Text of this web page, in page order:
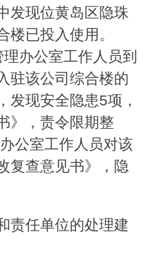
发现位黄岛区隐珠
楼已投入使用。
办公室工作人员到
驻该公司综合楼的
发现安全隐患5项，
》，责令限期整
公室工作人员对该
复查意见书》，隐
责任单位的处理建